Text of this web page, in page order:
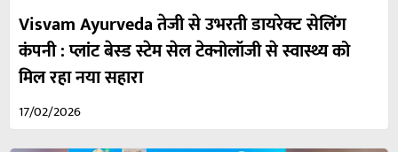
Visvam Ayurveda तेजी से उभरती डायरेक्ट सेलिंग
कंपनी : प्लांट बेस्ड स्टेम सेल टेक्नोलॉजी से स्वास्थ्य को
मिल रहा नया सहारा
17/02/2026